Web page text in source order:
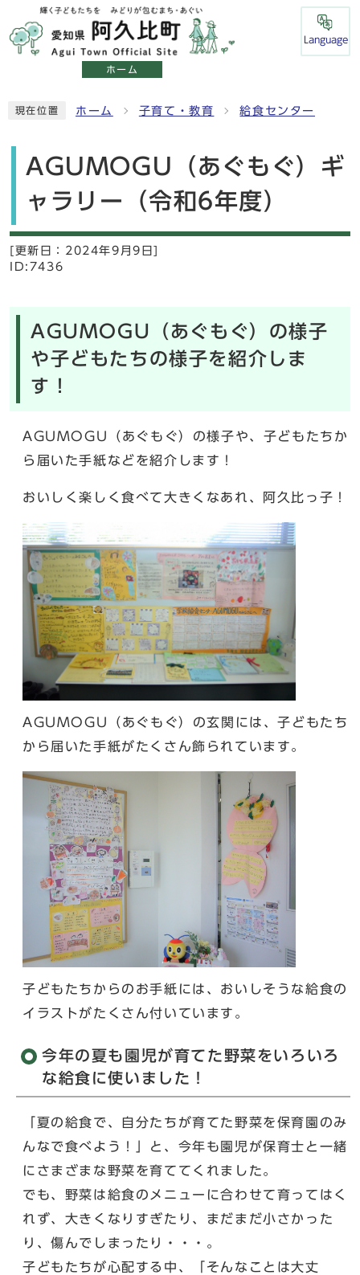
ホーム
Language
現在位置 ホーム 子育て・教育 給食センター
AGUMOGU（あぐもぐ）ギ
ャラリー（令和6年度）
[更新日： 2024年9月9日]
ID:7436
AGUMOGU（あぐもぐ）の様子
や子どもたちの様子を紹介しま
す！
AGUMOGU（あぐもぐ）の様子や、子どもたちか
ら届いた手紙などを紹介します！
おいしく楽しく食べて大きくなあれ、阿久比っ子！
AGUMOGU（あぐもぐ）の玄関には、子どもたち
から届いた手紙がたくさん飾られています。
子どもたちからのお手紙には、おいしそうな給食の
イラストがたくさん付いています。
今年の夏も園児が育てた野菜をいろいろ
な給食に使いました！
「夏の給食で、自分たちが育てた野菜を保育園のみ
んなで食べよう！」と、今年も園児が保育士と一緒
にさまざまな野菜を育ててくれました。
でも、野菜は給食のメニューに合わせて育ってはく
れず、大きくなりすぎたり、まだまだ小さかった
り、傷んでしまったり・・・。
子どもたちが心配する中、「そんなことは大丈